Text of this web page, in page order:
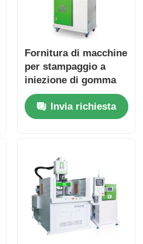
Fornitura di macchine
per stampaggio a
iniezione di gomma
siliconica liquida AB
compatta,
apparecchiature
a liquido di gomma
siliconica liquida
Invia richiesta